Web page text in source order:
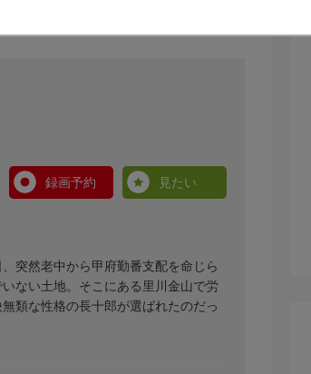
録画予約
見たい
突然老中から甲府勤番支配を命じら
ない土地。そこにある里川金山で労
類な性格の長十郎が選ばれたのだっ